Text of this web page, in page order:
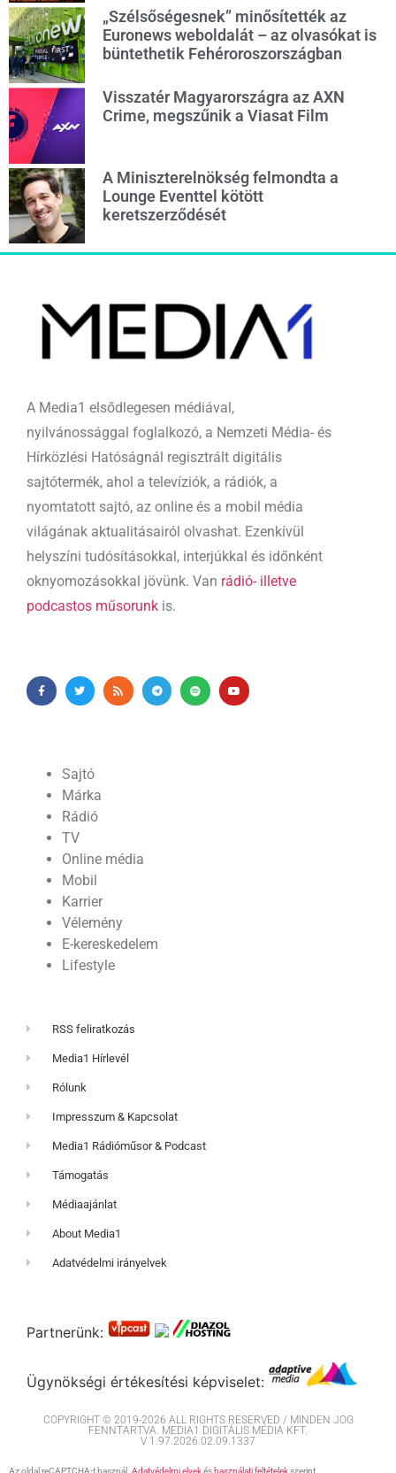
„Szélsőségesnek” minősítették az
Euronews weboldalát – az olvasókat is
büntethetik Fehéroroszországban
Visszatér Magyarországra az AXN
Crime, megszűnik a Viasat Film
A Miniszterelnökség felmondta a
Lounge Eventtel kötött
keretszerződését
A Media1 elsődlegesen médiával,
nyilvánossággal foglalkozó, a Nemzeti Média- és
Hírközlési Hatóságnál regisztrált digitális
sajtótermék, ahol a televíziók, a rádiók, a
nyomtatott sajtó, az online és a mobil média
világának aktualitásairól olvashat. Ezenkívül
helyszíni tudósításokkal, interjúkkal és időnként
oknyomozásokkal jövünk. Van rádió- illetve
podcastos műsorunk is.
Sajtó
Márka
Rádió
TV
Online média
Mobil
Karrier
Vélemény
E-kereskedelem
Lifestyle
RSS feliratkozás
Media1 Hírlevél
Rólunk
Impresszum & Kapcsolat
Media1 Rádióműsor & Podcast
Támogatás
Médiaajánlat
About Media1
Adatvédelmi irányelvek
Partnerünk:
Ügynökségi értékesítési képviselet:
COPYRIGHT © 2019-2026 ALL RIGHTS RESERVED / MINDEN JOG
FENNTARTVA. MEDIA1 DIGITÁLIS MÉDIA KFT.
V 1.97.2026.02.09.1337